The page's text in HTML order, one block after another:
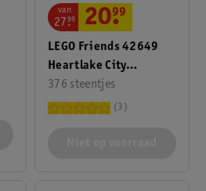
LEGO Friends 42649
Heartlake City
Snoepwinkel
376 steentjes
van
27.
99 20.
99
3